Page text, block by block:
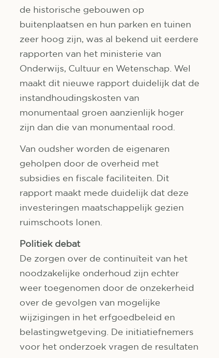
de historische gebouwen op
buitenplaatsen en hun parken en tuinen
zeer hoog zijn, was al bekend uit eerdere
rapporten van het ministerie van
Onderwijs, Cultuur en Wetenschap. Wel
maakt dit nieuwe rapport duidelijk dat de
instandhoudingskosten van
monumentaal groen aanzienlijk hoger
zijn dan die van monumentaal rood.
Van oudsher worden de eigenaren
geholpen door de overheid met
subsidies en fiscale faciliteiten. Dit
rapport maakt mede duidelijk dat deze
investeringen maatschappelijk gezien
ruimschoots lonen.
Politiek debat
De zorgen over de continuïteit van het
noodzakelijke onderhoud zijn echter
weer toegenomen door de onzekerheid
over de gevolgen van mogelijke
wijzigingen in het erfgoedbeleid en
belastingwetgeving. De initiatiefnemers
voor het onderzoek vragen de resultaten